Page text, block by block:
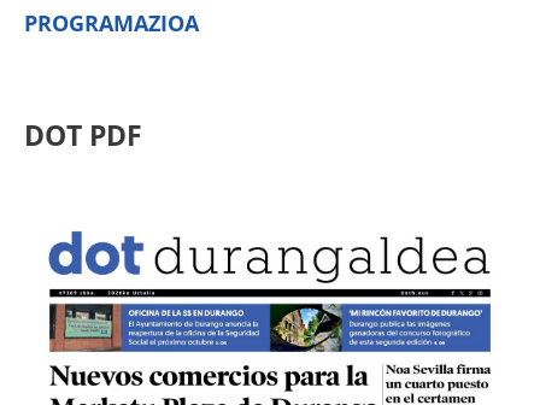
PROGRAMAZIOA
DOT PDF